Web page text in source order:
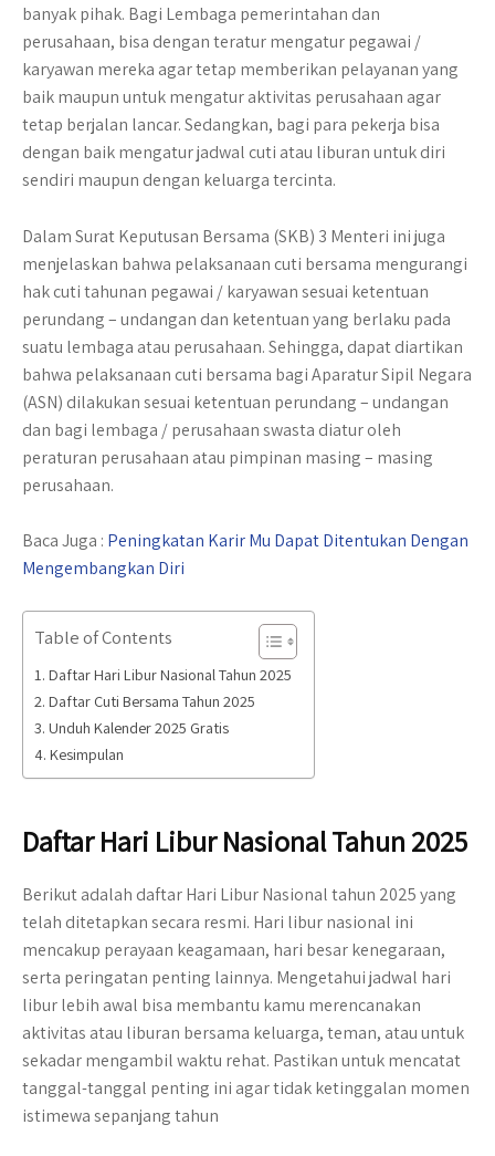
banyak pihak. Bagi Lembaga pemerintahan dan
perusahaan, bisa dengan teratur mengatur pegawai /
karyawan mereka agar tetap memberikan pelayanan yang
baik maupun untuk mengatur aktivitas perusahaan agar
tetap berjalan lancar. Sedangkan, bagi para pekerja bisa
dengan baik mengatur jadwal cuti atau liburan untuk diri
sendiri maupun dengan keluarga tercinta.
Dalam Surat Keputusan Bersama (SKB) 3 Menteri ini juga
menjelaskan bahwa pelaksanaan cuti bersama mengurangi
hak cuti tahunan pegawai / karyawan sesuai ketentuan
perundang – undangan dan ketentuan yang berlaku pada
suatu lembaga atau perusahaan. Sehingga, dapat diartikan
bahwa pelaksanaan cuti bersama bagi Aparatur Sipil Negara
(ASN) dilakukan sesuai ketentuan perundang – undangan
dan bagi lembaga / perusahaan swasta diatur oleh
peraturan perusahaan atau pimpinan masing – masing
perusahaan.
Baca Juga : Peningkatan Karir Mu Dapat Ditentukan Dengan
Mengembangkan Diri
Table of Contents
Daftar Hari Libur Nasional Tahun 2025
Daftar Cuti Bersama Tahun 2025
Unduh Kalender 2025 Gratis
Kesimpulan
Daftar Hari Libur Nasional Tahun 2025
Berikut adalah daftar Hari Libur Nasional tahun 2025 yang
telah ditetapkan secara resmi. Hari libur nasional ini
mencakup perayaan keagamaan, hari besar kenegaraan,
serta peringatan penting lainnya. Mengetahui jadwal hari
libur lebih awal bisa membantu kamu merencanakan
aktivitas atau liburan bersama keluarga, teman, atau untuk
sekadar mengambil waktu rehat. Pastikan untuk mencatat
tanggal-tanggal penting ini agar tidak ketinggalan momen
istimewa sepanjang tahun